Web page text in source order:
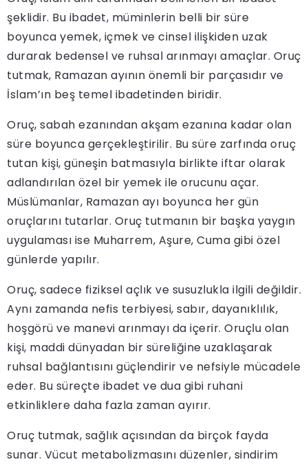
şeklidir. Bu ibadet, müminlerin belli bir süre
boyunca yemek, içmek ve cinsel ilişkiden uzak
durarak bedensel ve ruhsal arınmayı amaçlar. Oruç
tutmak, Ramazan ayının önemli bir parçasıdır ve
İslam’ın beş temel ibadetinden biridir.
Oruç, sabah ezanından akşam ezanına kadar olan
süre boyunca gerçekleştirilir. Bu süre zarfında oruç
tutan kişi, güneşin batmasıyla birlikte iftar olarak
adlandırılan özel bir yemek ile orucunu açar.
Müslümanlar, Ramazan ayı boyunca her gün
oruçlarını tutarlar. Oruç tutmanın bir başka yaygın
uygulaması ise Muharrem, Aşure, Cuma gibi özel
günlerde yapılır.
Oruç, sadece fiziksel açlık ve susuzlukla ilgili değildir.
Aynı zamanda nefis terbiyesi, sabır, dayanıklılık,
hoşgörü ve manevi arınmayı da içerir. Oruçlu olan
kişi, maddi dünyadan bir süreliğine uzaklaşarak
ruhsal bağlantısını güçlendirir ve nefsiyle mücadele
eder. Bu süreçte ibadet ve dua gibi ruhani
etkinliklere daha fazla zaman ayırır.
Oruç tutmak, sağlık açısından da birçok fayda
sunar. Vücut metabolizmasını düzenler, sindirim